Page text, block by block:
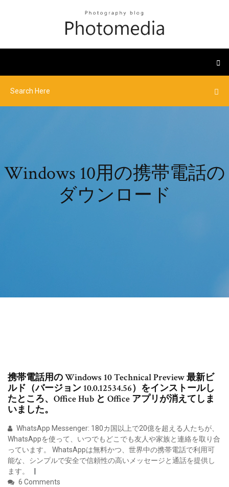
Windows 10用の携帯電話の
ダウンロード
携帯電話用の Windows 10 Technical Preview 最新ビ
ルド（バージョン 10.0.12534.56）をインストールし
たところ、Office Hub と Office アプリが消えてしま
いました。
WhatsApp Messenger: 180カ国以上で20億を超える人たちが、
WhatsAppを使って、いつでもどこでも友人や家族と連絡を取り合
っています。 WhatsAppは無料かつ、世界中の携帯電話で利用可
能な、シンプルで安全で信頼性の高いメッセージと通話を提供し
ます。
6 Comments